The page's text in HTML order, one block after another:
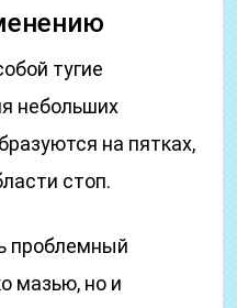
тугие
небольших
на пятках,
стоп.
проблемный
мазью, но и